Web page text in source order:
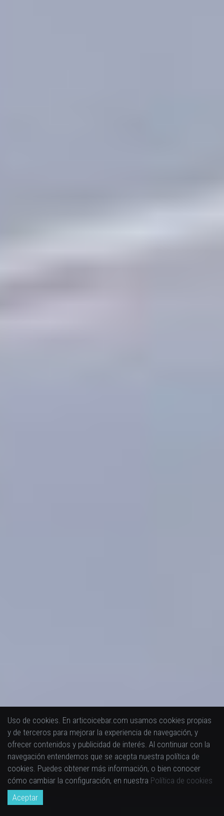
Uso de cookies. En articoicebar.com usamos cookies propias
y de terceros para mejorar la experiencia de navegación, y
ofrecer contenidos y publicidad de interés. Al continuar con la
navegación entendemos que se acepta nuestra política de
cookies. Puedes obtener más información, o bien conocer
cómo cambiar la configuración, en nuestra Política de cookies
Aceptar